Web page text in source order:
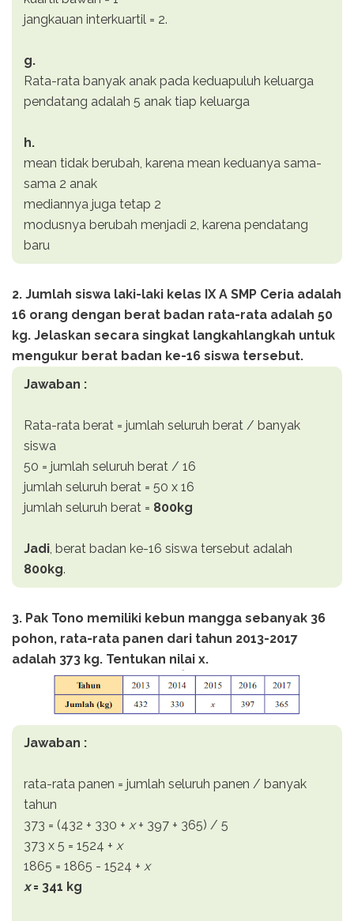
jangkauan interkuartil = 2.
g.
Rata-rata banyak anak pada keduapuluh keluarga
pendatang adalah 5 anak tiap keluarga
h.
mean tidak berubah, karena mean keduanya sama-
sama 2 anak
mediannya juga tetap 2
modusnya berubah menjadi 2, karena pendatang
baru
2. Jumlah siswa laki-laki kelas IX A SMP Ceria adalah
16 orang dengan berat badan rata-rata adalah 50
kg. Jelaskan secara singkat langkahlangkah untuk
mengukur berat badan ke-16 siswa tersebut.
Jawaban :
Rata-rata berat = jumlah seluruh berat / banyak
siswa
50 = jumlah seluruh berat / 16
jumlah seluruh berat = 50 x 16
jumlah seluruh berat = 800kg
Jadi, berat badan ke-16 siswa tersebut adalah
800kg.
3. Pak Tono memiliki kebun mangga sebanyak 36
pohon, rata-rata panen dari tahun 2013-2017
adalah 373 kg. Tentukan nilai x.
Jawaban :
rata-rata panen = jumlah seluruh panen / banyak
tahun
373 = (432 + 330 + x+ 397 + 365) / 5
373 x 5 = 1524 + x
1865 = 1865 - 1524 + x
x= 341 kg